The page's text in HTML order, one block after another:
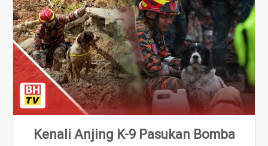
Kenali Anjing K-9 Pasukan Bomba